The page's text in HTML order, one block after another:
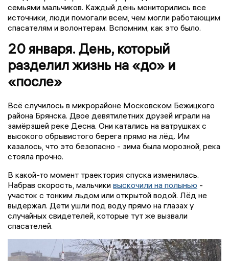
семьями мальчиков. Каждый день мониторились все
источники, люди помогали всем, чем могли работающим
спасателям и волонтерам. Вспомним, как это было.
20 января. День, который
разделил жизнь на «до» и
«после»
Всё случилось в микрорайоне Московском Бежицкого
района Брянска. Двое девятилетних друзей играли на
замёрзшей реке Десна. Они катались на ватрушках с
высокого обрывистого берега прямо на лёд. Им
казалось, что это безопасно - зима была морозной, река
стояла прочно.
В какой-то момент траектория спуска изменилась.
Набрав скорость, мальчики выскочили на полынью -
участок с тонким льдом или открытой водой. Лёд не
выдержал. Дети ушли под воду прямо на глазах у
случайных свидетелей, которые тут же вызвали
спасателей.